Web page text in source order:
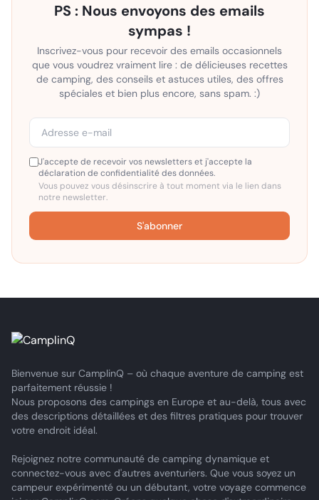
PS : Nous envoyons des emails
sympas !
Inscrivez-vous pour recevoir des emails occasionnels
que vous voudrez vraiment lire : de délicieuses recettes
de camping, des conseils et astuces utiles, des offres
spéciales et bien plus encore, sans spam. :)
J'accepte de recevoir vos newsletters et j'accepte la
déclaration de confidentialité des données.
Vous pouvez vous désinscrire à tout moment via le lien dans
notre newsletter.
S'abonner
Bienvenue sur CamplinQ – où chaque aventure de camping est
parfaitement réussie !
Nous proposons des campings en Europe et au-delà, tous avec
des descriptions détaillées et des filtres pratiques pour trouver
votre endroit idéal.
Rejoignez notre communauté de camping dynamique et
connectez-vous avec d'autres aventuriers. Que vous soyez un
campeur expérimenté ou un débutant, votre voyage commence